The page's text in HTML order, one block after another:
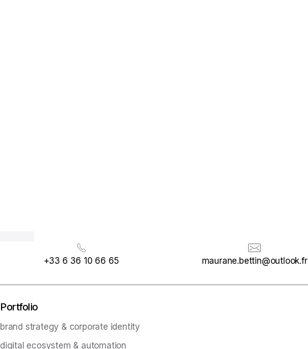
+33 6 36 10 66 65 maurane.bettin@outlook.fr
Portfolio
brand strategy & corporate identity
digital ecosystem & automation